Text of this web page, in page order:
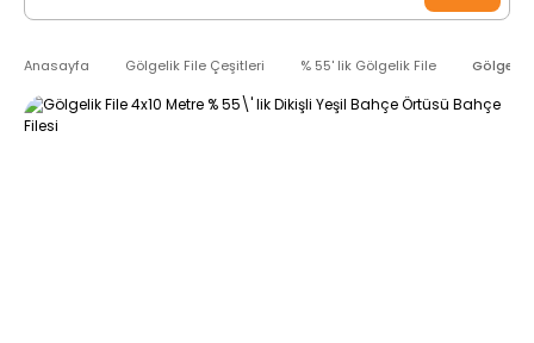
Anasayfa Gölgelik File Çeşitleri % 55' lik Gölgelik File Gölgelik